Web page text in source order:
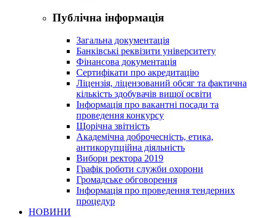
Публічна інформація
Загальна документація
Банківські реквізити університету
Фінансова документація
Сертифікати про акредитацію
Ліцензія, ліцензований обсяг та фактична
кількість здобувачів вищої освіти
Інформація про вакантні посади та
проведення конкурсу
Щорічна звітність
Академічна доброчесність, етика,
антикорупційна діяльність
Вибори ректора 2019
Графік роботи служби охорони
Громадське обговорення
Інформація про проведення тендерних
процедур
НОВИНИ